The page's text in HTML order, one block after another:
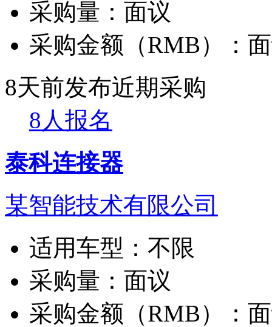
采购量： 面议
采购金额（RMB）：
8天前发布近期采购
8人报名
泰科连接器
某智能技术有限公司
适用车型： 不限
采购量： 面议
采购金额（RMB）：